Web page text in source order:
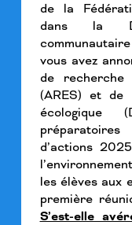
de la
dans la
vous avez
de recherche
(ARES) et de
écologique
d’actions
les élèves aux
première
S’est-elle